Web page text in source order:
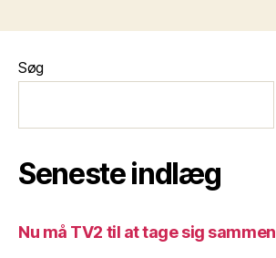
Søg
Seneste indlæg
Nu må TV2 til at tage sig sammen